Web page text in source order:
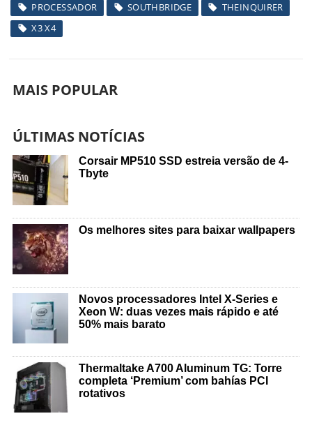
PROCESSADOR
SOUTHBRIDGE
THEINQUIRER
X3 X4
MAIS POPULAR
ÚLTIMAS NOTÍCIAS
Corsair MP510 SSD estreia versão de 4-
Tbyte
Os melhores sites para baixar wallpapers
Novos processadores Intel X-Series e
Xeon W: duas vezes mais rápido e até
50% mais barato
Thermaltake A700 Aluminum TG: Torre
completa ‘Premium’ com bahías PCI
rotativos